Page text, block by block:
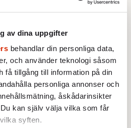
av dina uppgifter
behandlar din personliga data,
och använder teknologi såsom
få tillgång till information på din
personliga annonser och
åskådarinsikter
kan själv välja vilka som får
syften.
för bandets platta Dee
Edwin Reichert/AP